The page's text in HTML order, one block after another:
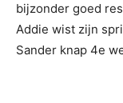
bijzonder goed
Addie wist zijn
Sander knap 4e